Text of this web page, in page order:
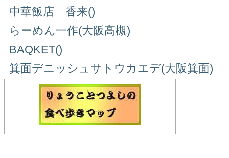
中華飯店 香来()
らーめん一作(大阪高槻)
BAQKET()
箕面デニッシュサトウカエデ(大阪箕面)